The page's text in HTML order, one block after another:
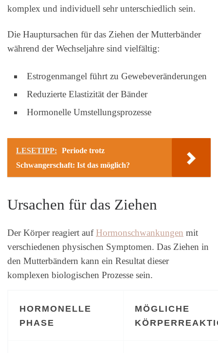
komplex und individuell sehr unterschiedlich sein.
Die Hauptursachen für das Ziehen der Mutterbänder
während der Wechseljahre sind vielfältig:
Estrogenmangel führt zu Gewebeveränderungen
Reduzierte Elastizität der Bänder
Hormonelle Umstellungsprozesse
LESETIPP:
Periode trotz
Schwangerschaft: Ist das möglich?
Ursachen für das Ziehen
Der Körper reagiert aufHormonschwankungen mit
verschiedenen physischen Symptomen. Das Ziehen in
den Mutterbändern kann ein Resultat dieser
komplexen biologischen Prozesse sein.
HORMONELLE
PHASE
MÖGLICHE